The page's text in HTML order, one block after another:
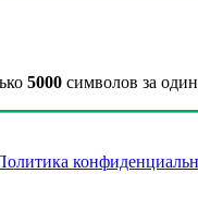
5000 символов за